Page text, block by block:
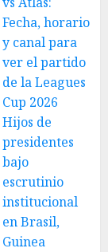
Fecha, horario
y canal para
ver el partido
de la Leagues
Cup 2026
Hijos de
presidentes
bajo
escrutinio
institucional
en Brasil,
Guinea